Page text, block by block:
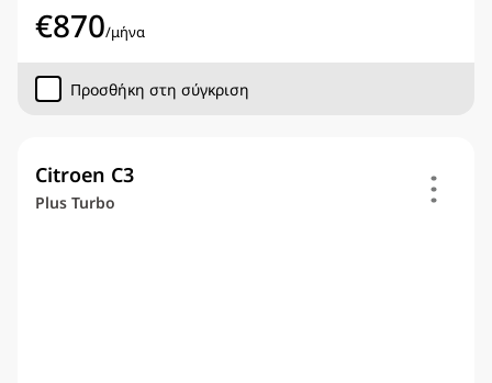
€870/μήνα
Προσθήκη στη σύγκριση
Citroen C3
Plus Turbo